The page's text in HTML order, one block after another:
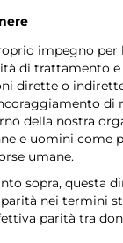
impegno
di trattamento
dirette o
di
della nostra
e uomini come
umane.
sopra, questa
nei termini
parità tra